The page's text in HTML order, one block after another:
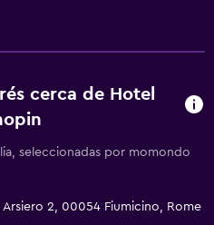
cerca de Hotel
seleccionadas por momondo
2, 00054 Fiumicino, Rome